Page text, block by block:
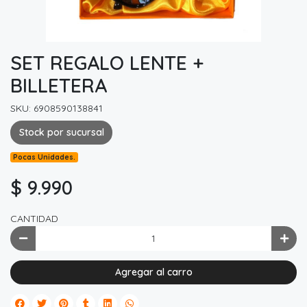
SET REGALO LENTE +
BILLETERA
SKU: 6908590138841
Stock por sucursal
Pocas Unidades.
$ 9.990
CANTIDAD
Agregar al carro